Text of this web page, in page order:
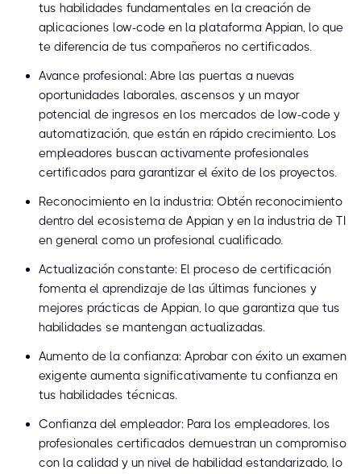
tus habilidades fundamentales en la creación de
aplicaciones low-code en la plataforma Appian, lo que
te diferencia de tus compañeros no certificados.
Avance profesional: Abre las puertas a nuevas
oportunidades laborales, ascensos y un mayor
potencial de ingresos en los mercados de low-code y
automatización, que están en rápido crecimiento. Los
empleadores buscan activamente profesionales
certificados para garantizar el éxito de los proyectos.
Reconocimiento en la industria: Obtén reconocimiento
dentro del ecosistema de Appian y en la industria de TI
en general como un profesional cualificado.
Actualización constante: El proceso de certificación
fomenta el aprendizaje de las últimas funciones y
mejores prácticas de Appian, lo que garantiza que tus
habilidades se mantengan actualizadas.
Aumento de la confianza: Aprobar con éxito un examen
exigente aumenta significativamente tu confianza en
tus habilidades técnicas.
Confianza del empleador: Para los empleadores, los
profesionales certificados demuestran un compromiso
con la calidad y un nivel de habilidad estandarizado, lo